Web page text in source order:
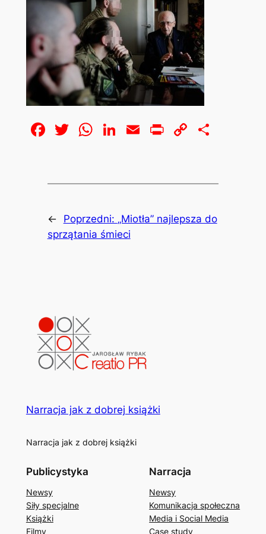
Facebook
Twitter
WhatsApp
LinkedIn
EmailPrintCopy
← Poprzedni: „Miotła” najlepsza do
sprzątania śmieci
Narracja jak z dobrej książki
Narracja jak z dobrej książki
Publicystyka
Newsy
Siły specjalne
Książki
Filmy
Narracja
Newsy
Komunikacja społeczna
Media i Social Media
Case study